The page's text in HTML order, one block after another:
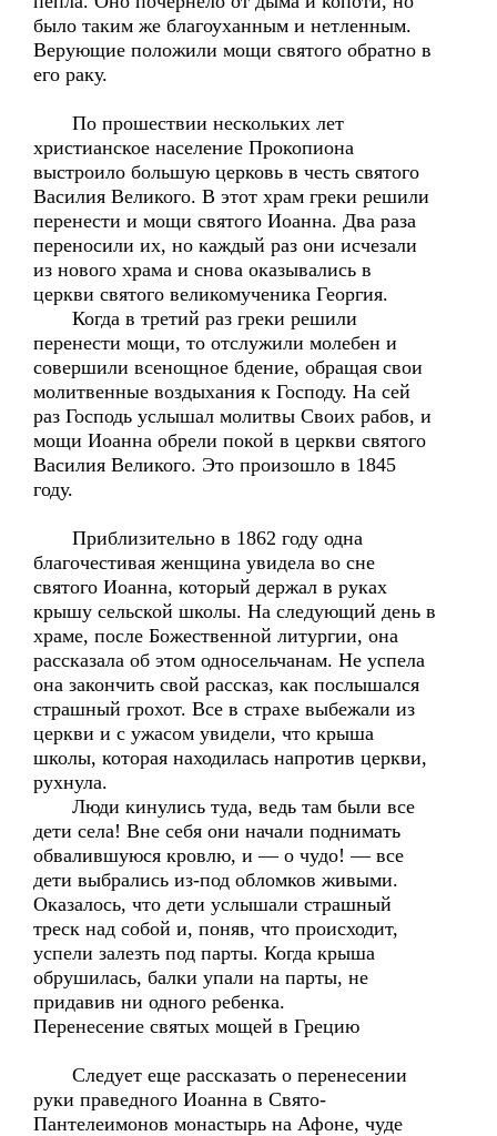
было таким же благоуханным и нетленным.
Верующие положили мощи святого обратно в
его раку.
По прошествии нескольких лет
христианское население Прокопиона
выстроило большую церковь в честь святого
Василия Великого. В этот храм греки решили
перенести и мощи святого Иоанна. Два раза
переносили их, но каждый раз они исчезали
из нового храма и снова оказывались в
церкви святого великомученика Георгия.
Когда в третий раз греки решили
перенести мощи, то отслужили молебен и
совершили всенощное бдение, обращая свои
молитвенные воздыхания к Господу. На сей
раз Господь услышал молитвы Своих рабов, и
мощи Иоанна обрели покой в церкви святого
Василия Великого. Это произошло в 1845
году.
Приблизительно в 1862 году одна
благочестивая женщина увидела во сне
святого Иоанна, который держал в руках
крышу сельской школы. На следующий день в
храме, после Божественной литургии, она
рассказала об этом односельчанам. Не успела
она закончить свой рассказ, как послышался
страшный грохот. Все в страхе выбежали из
церкви и с ужасом увидели, что крыша
школы, которая находилась напротив церкви,
рухнула.
Люди кинулись туда, ведь там были все
дети села! Вне себя они начали поднимать
обвалившуюся кровлю, и — о чудо! — все
дети выбрались из-под обломков живыми.
Оказалось, что дети услышали страшный
треск над собой и, поняв, что происходит,
успели залезть под парты. Когда крыша
обрушилась, балки упали на парты, не
придавив ни одного ребенка.
Перенесение святых мощей в Грецию
Следует еще рассказать о перенесении
руки праведного Иоанна в Свято-
Пантелеимонов монастырь на Афоне, чуде